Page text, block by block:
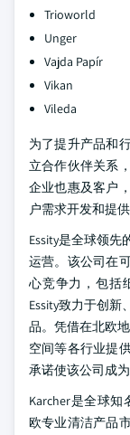
Trioworld
Unger
Vajda Papír
Vikan
Vileda
为了提升产品和
立合作伙伴关系
企业也惠及客户
户需求开发和提
Essity是全球领
运营。该公司在
心竞争力，包括
Essity致力于创
品。凭借在北欧
空间等各行业提
承诺使该公司成
Karcher是全球
欧专业清洁产品